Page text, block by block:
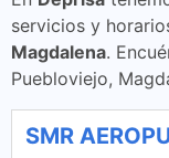
servicios y
Magdalena.
Puebloviejo,
SMR